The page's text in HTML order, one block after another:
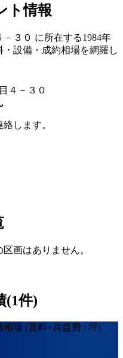
ト情報
－３０ に所在する1984年
設備・成約相場を網羅し
４－３０
します。
画はありません。
(1件)
相場 (賃料+共益費 / 坪)